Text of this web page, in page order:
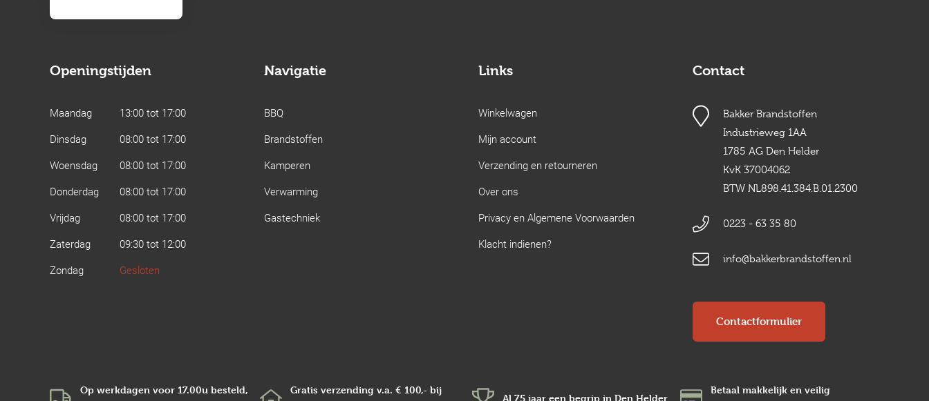
Openingstijden
Maandag
13:00 tot 17:00
Dinsdag
08:00 tot 17:00
Woensdag
08:00 tot 17:00
Donderdag
08:00 tot 17:00
Vrijdag
08:00 tot 17:00
Zaterdag
09:30 tot 12:00
Zondag
Gesloten
Navigatie
BBQ
Brandstoffen
Kamperen
Verwarming
Gastechniek
Links
Winkelwagen
Mijn account
Verzending en retourneren
Over ons
Privacy en Algemene Voorwaarden
Klacht indienen?
Contact
Bakker Brandstoffen
Industrieweg 1AA
1785 AG Den Helder
KvK 37004062
BTW NL898.41.384.B.01.2300
0223 - 63 35 80
info@bakkerbrandstoffen.nl
Contactformulier
Op werkdagen voor 17.00u besteld,
Gratis verzending v.a. € 100,- bij
Al 75 jaar een begrip in Den Helder
Betaal makkelijk en veilig